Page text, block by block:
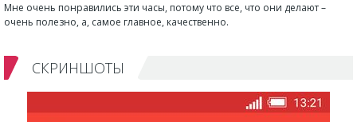
Мне очень понравились эти часы, потому что все, что они делают –
очень полезно, а, самое главное, качественно.
СКРИНШОТЫ